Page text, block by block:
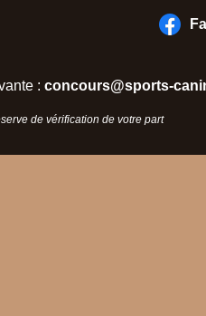
: concours@sports-
de vérification de votre part